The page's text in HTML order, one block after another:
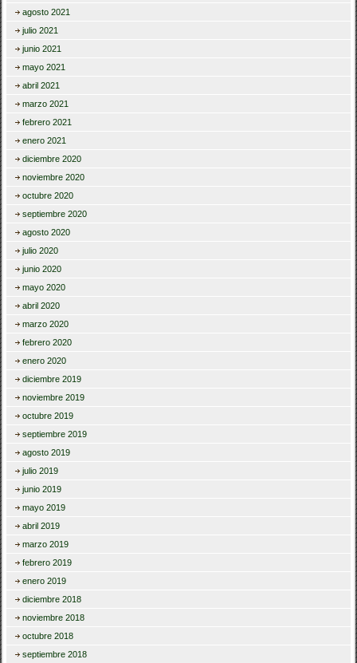
agosto 2021
julio 2021
junio 2021
mayo 2021
abril 2021
marzo 2021
febrero 2021
enero 2021
diciembre 2020
noviembre 2020
octubre 2020
septiembre 2020
agosto 2020
julio 2020
junio 2020
mayo 2020
abril 2020
marzo 2020
febrero 2020
enero 2020
diciembre 2019
noviembre 2019
octubre 2019
septiembre 2019
agosto 2019
julio 2019
junio 2019
mayo 2019
abril 2019
marzo 2019
febrero 2019
enero 2019
diciembre 2018
noviembre 2018
octubre 2018
septiembre 2018